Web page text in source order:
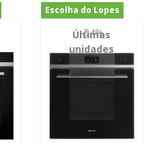
Escolha do Lopes
Últimas
unidades
-54%